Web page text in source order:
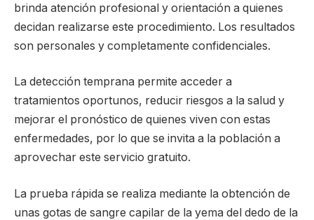
brinda atención profesional y orientación a quienes
decidan realizarse este procedimiento. Los resultados
son personales y completamente confidenciales.
La detección temprana permite acceder a
tratamientos oportunos, reducir riesgos a la salud y
mejorar el pronóstico de quienes viven con estas
enfermedades, por lo que se invita a la población a
aprovechar este servicio gratuito.
La prueba rápida se realiza mediante la obtención de
unas gotas de sangre capilar de la yema del dedo de la